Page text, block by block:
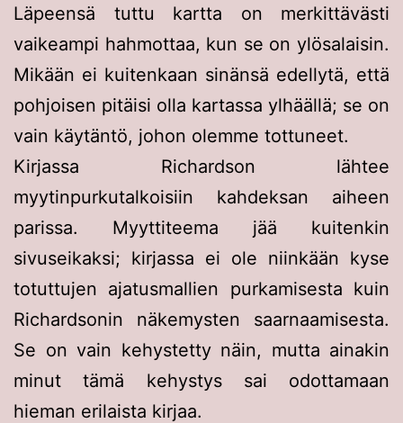
Läpeensä tuttu kartta on merkittävästi
vaikeampi hahmottaa, kun se on ylösalaisin.
Mikään ei kuitenkaan sinänsä edellytä, että
pohjoisen pitäisi olla kartassa ylhäällä; se on
vain käytäntö, johon olemme tottuneet.
Kirjassa Richardson lähtee
myytinpurkutalkoisiin kahdeksan aiheen
parissa. Myyttiteema jää kuitenkin
sivuseikaksi; kirjassa ei ole niinkään kyse
totuttujen ajatusmallien purkamisesta kuin
Richardsonin näkemysten saarnaamisesta.
Se on vain kehystetty näin, mutta ainakin
minut tämä kehystys sai odottamaan
hieman erilaista kirjaa.